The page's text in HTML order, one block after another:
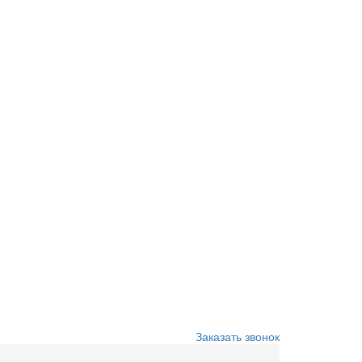
Заказать звонок